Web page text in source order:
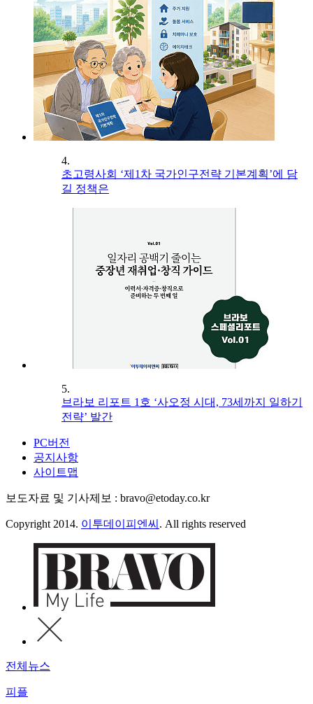
4.
초고령사회 ‘제1차 국가인구전략 기본계획’에 담
길 정책은
5.
브라보 리포트 1호 ‘사오정 시대, 73세까지 일하기
전략’ 발간
PC버전
공지사항
사이트맵
보도자료 및 기사제보 : bravo@etoday.co.kr
Copyright 2014. 이투데이피엔씨 . All rights reserved
전체뉴스
피플